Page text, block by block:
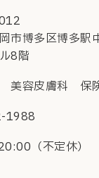
市博多区博多駅
8階
美容皮膚科 保
1988
（不定休）